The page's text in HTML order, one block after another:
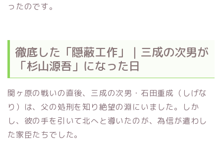
ったのです。
徹底した「隠蔽工作」｜三成の次男が
「杉山源吾」になった日
関ヶ原の戦いの直後、三成の次男・石田重成（しげな
り）は、父の処刑を知り絶望の淵にいました。しか
し、彼の手を引いて北へと導いたのが、為信が遣わし
た家臣たちでした。